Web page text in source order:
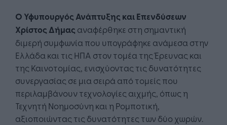
Ο Υφυπουργός Ανάπτυξης και Επενδύσεων
Χρίστος Δήμας αναφέρθηκε στη σημαντική
διμερή συμφωνία που υπογράφηκε ανάμεσα στην
Ελλάδα και τις ΗΠΑ στον τομέα της Έρευνας και
της Καινοτομίας, ενισχύοντας τις δυνατότητες
συνεργασίας σε μια σειρά από τομείς που
περιλαμβάνουν τεχνολογίες αιχμής, όπως η
Τεχνητή Νοημοσύνη και η Ρομποτική,
αξιοποιώντας τις δυνατότητες των δύο χωρών.